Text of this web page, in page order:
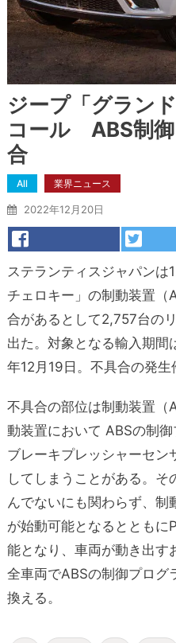
ジープ「グラン
コール ABS制
合
All 業界ニュース
2022年12月20日
ステランティスジャパン
チェロキー」の制動装置（
合があるとして2,757台の
出た。対象となる輸入期
年12月19日。不具合の発生
不具合の部位は制動装置（
動装置において ABSの制御
ブレーキプレッシャーセン
してしまうことがある。
んでないにも関わらず、制
が始動可能となるとともに
能となり、車両が動き出す
全車両でABSの制御プログ
換える。